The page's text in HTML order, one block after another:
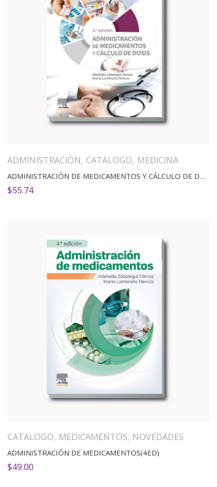
ADMINISTRACIÓN, CATALOGO, MEDICINA
ADMINISTRACIÓN DE MEDICAMENTOS Y CÁLCULO DE DOSIS 3ED
$55.74
CATALOGO, MEDICAMENTOS, NOVEDADES
ADMINISTRACIÓN DE MEDICAMENTOS(4ED)
$49.00